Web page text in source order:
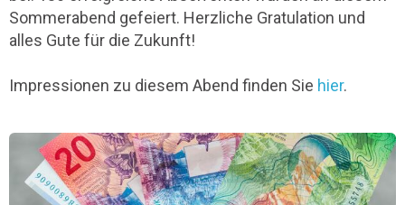
Sommerabend gefeiert. Herzliche Gratulation und
alles Gute für die Zukunft!
Impressionen zu diesem Abend finden Sie hier.